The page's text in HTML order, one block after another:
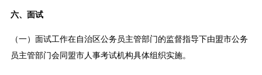
六、面试
（一）面试工作在自治区公务员主管部门的监督指导下由盟市公务
员主管部门会同盟市人事考试机构具体组织实施。